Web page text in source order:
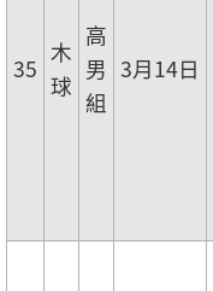
35
木
球
高
男
組
3月14日